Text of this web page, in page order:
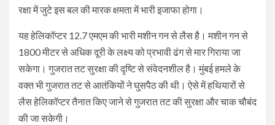
रक्षा में जुटे इस बल की मारक क्षमता में भारी इजाफा होगा।
यह हेलिकॉप्टर 12.7 एमएम की भारी मशीन गन से लैस है। मशीन गन से
1800 मीटर से अधिक दूरी के लक्ष्य को प्रभावी ढंग से मार गिराया जा
सकेगा। गुजरात तट सुरक्षा की दृष्टि से संवेदनशील है। मुंबई हमले के
वक्त भी गुजरात तट से आतंकियों ने घुसपैठ की थी। ऐसे में हथियारों से
लैस हेलिकॉप्टर तैनात किए जाने से गुजरात तट की सुरक्षा और चाक चौबंद
की जा सकेगी।